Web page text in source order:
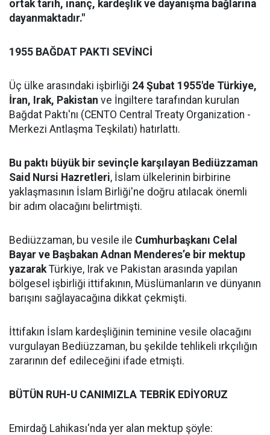
ortak tarih, inanç, kardeşlik ve dayanışma bağlarına
dayanmaktadır."
1955 BAĞDAT PAKTI SEVİNCİ
Üç ülke arasındaki işbirliği 24 Şubat 1955'de Türkiye,
İran, Irak, Pakistan ve İngiltere tarafından kurulan
Bağdat Paktı'nı (CENTO Central Treaty Organization -
Merkezi Antlaşma Teşkilatı) hatırlattı.
Bu paktı büyük bir sevinçle karşılayan Bediüzzaman
Said Nursi Hazretleri, İslam ülkelerinin birbirine
yaklaşmasının İslam Birliği'ne doğru atılacak önemli
bir adım olacağını belirtmişti.
Bediüzzaman, bu vesile ile Cumhurbaşkanı Celal
Bayar ve Başbakan Adnan Menderes’e bir mektup
yazarakTürkiye, Irak ve Pakistan arasında yapılan
bölgesel işbirliği ittifakının, Müslümanların ve dünyanın
barışını sağlayacağına dikkat çekmişti.
İttifakın İslam kardeşliğinin teminine vesile olacağını
vurgulayan Bediüzzaman, bu şekilde tehlikeli ırkçılığın
zararının def edileceğini ifade etmişti.
BÜTÜN RUH-U CANIMIZLA TEBRİK EDİYORUZ
Emirdağ Lahikası'nda yer alan mektup şöyle: